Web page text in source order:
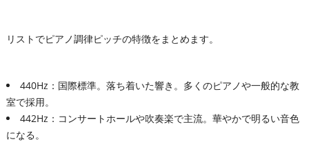
リストでピアノ調律ピッチの特徴をまとめます。
440Hz：国際標準。落ち着いた響き。多くのピアノや一般的な教
室で採用。
442Hz：コンサートホールや吹奏楽で主流。華やかで明るい音色
になる。